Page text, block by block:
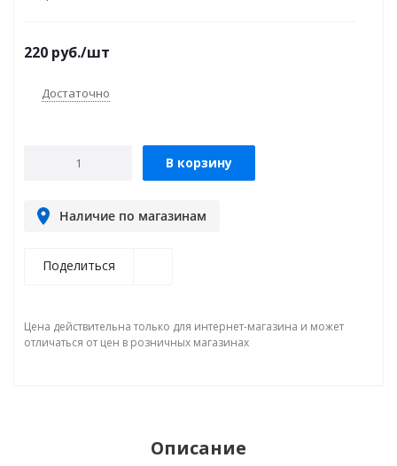
220 руб./шт
Достаточно
В корзину
Наличие по магазинам
Поделиться
Цена действительна только для интернет-магазина и может
отличаться от цен в розничных магазинах
Описание